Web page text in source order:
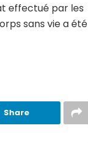
effectué par les
sans vie a été
Share